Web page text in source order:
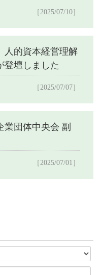
［2025/07/10］
人的資本経営理解
登壇しました
［2025/07/07］
業団体中央会 副
［2025/07/01］